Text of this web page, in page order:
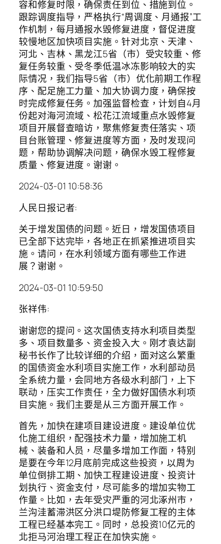
容和修复时限，确保责任到位、措施到位。
跟踪调度指导，严格执行“周调度、月通报”工
作机制，每月通报水毁修复进度，督促进度
较慢地区加快项目实施。针对北京、天津、
河北、吉林、黑龙江5省（市）受灾较重、修
复任务较重、受冬季低温冰冻影响较大的实
际情况，我们指导5省（市）优化前期工作程
序、配足施工力量、加大协调力度，确保按
时完成修复任务。加强监督检查，计划自4月
份起对海河流域、松花江流域重点水毁修复
项目开展督查暗访，聚焦修复责任落实、项
目台账管理、修复进度等方面，及时发现问
题，帮助协调解决问题，确保水毁工程修复
质量、修复进度。谢谢。
2024-03-01 10:58:36
人民日报记者:
关于增发国债的问题。近日，增发国债项目
已全部下达完毕，各地正在抓紧推进项目实
施。请问，在水利领域方面有哪些工作进
展？谢谢。
2024-03-01 10:59:50
张祥伟:
谢谢您的提问。这次国债支持水利项目类型
多、项目数量多、资金投入大。刚才袁达副
秘书长作了比较详细的介绍，面对这么繁重
的国债资金水利项目实施工作，水利部动员
全系统力量，会同地方各级水利部门，上下
联动，压实工作责任，全力做好国债水利项
目实施。我们主要是从三方面开展工作。
首先，加快在建项目建设进度。建设单位优
化施工组织，配强技术力量，增加施工机
械、装备和人员，尽量多增加工作面，特别
是要在今年12月底前完成这些投资，以周为
单位倒排工期、加快工程建设进度、投资计
划执行、资金支付，尽可能多的增加实物工
作量。比如，去年受灾严重的河北涿州市，
兰沟洼蓄滞洪区分洪口堤防修复工程的主体
工程已经基本完工。同时，总投资10亿元的
北拒马河治理工程正在加快实施。